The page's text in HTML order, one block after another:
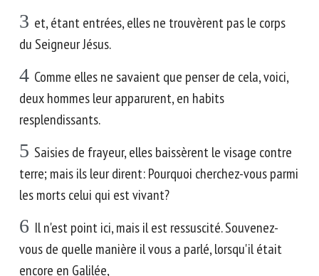
3 et, étant entrées, elles ne trouvèrent pas le corps
du Seigneur Jésus.
4 Comme elles ne savaient que penser de cela, voici,
deux hommes leur apparurent, en habits
resplendissants.
5 Saisies de frayeur, elles baissèrent le visage contre
terre; mais ils leur dirent: Pourquoi cherchez-vous parmi
les morts celui qui est vivant?
6 Il n'est point ici, mais il est ressuscité. Souvenez-
vous de quelle manière il vous a parlé, lorsqu'il était
encore en Galilée,